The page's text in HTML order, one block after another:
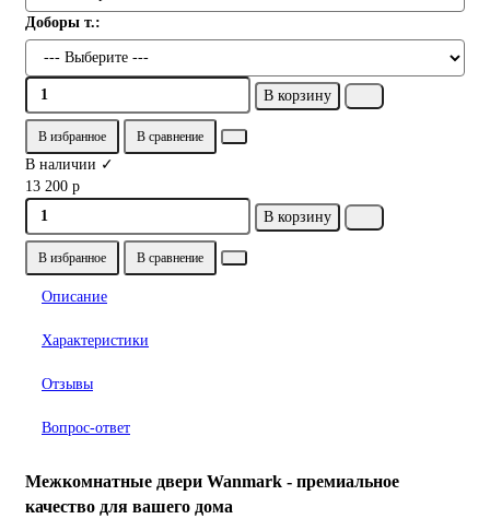
Доборы т.:
В корзину
В избранное В сравнение
В наличии ✓
13 200 р
В корзину
В избранное В сравнение
Описание
Характеристики
Отзывы
Вопрос-ответ
Межкомнатные двери Wanmark - премиальное
качество для вашего дома